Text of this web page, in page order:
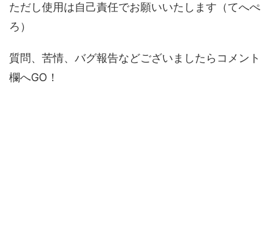
ただし使用は自己責任でお願いいたします（てへぺ
ろ）
質問、苦情、バグ報告などございましたらコメント
欄へGO！